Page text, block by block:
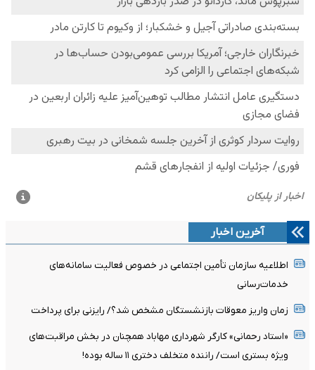
آخرین اخبار
اطلاعیه سازمان تأمین اجتماعی در خصوص فعالیت سامانه‌های
خدمات‌رسانی
زمان واریز معوقات بازنشستگان مشخص شد؟/ رایزنی برای پرداخت
«استاد رحمانی» کارگر شهرداری مهاباد همچنان در بخش مراقبت‌های
ویژه بستری است/ راننده متخلف دختری ۱۱ ساله بوده!